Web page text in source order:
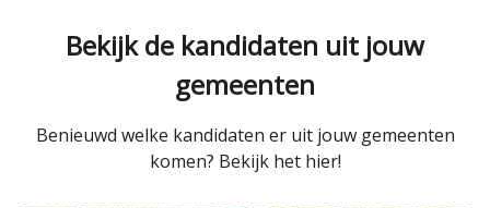
Bekijk de kandidaten uit jouw
gemeenten
Benieuwd welke kandidaten er uit jouw gemeenten
komen? Bekijk het hier!